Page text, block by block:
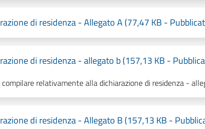
di residenza - Allegato A (77,47 KB -
di residenza - allegato b (157,13 KB -
compilare relativamente alla dichiarazione di residenza -
di residenza - Allegato B (157,13 KB -